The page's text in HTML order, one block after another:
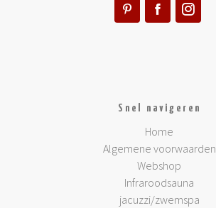
Snel navigeren
Home
Algemene voorwaarden
Webshop
Infraroodsauna
jacuzzi/zwemspa